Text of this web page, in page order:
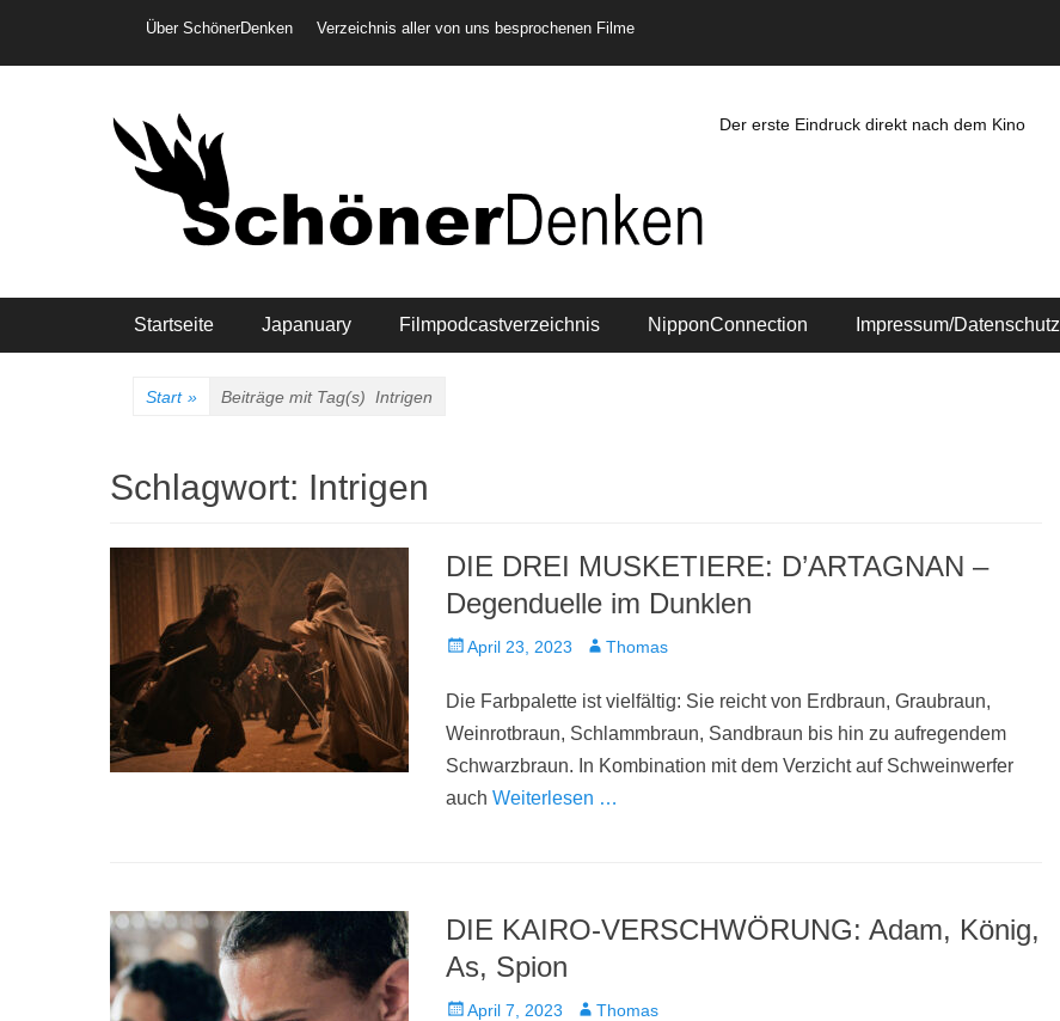
Header-Menü
Über SchönerDenken Verzeichnis aller von uns besprochenen Filme
Der erste Eindruck direkt nach dem Kino
Hauptmenü
Startseite Japanuary Filmpodcastverzeichnis NipponConnection Impressum/Datenschutz
Start » Beiträge mit Tag(s) Intrigen
Schlagwort: Intrigen
DIE DREI MUSKETIERE: D’ARTAGNAN –
Degenduelle im Dunklen
Veröffentlicht
April 23, 2023 AutorThomas
Die Farbpalette ist vielfältig: Sie reicht von Erdbraun, Graubraun,
Weinrotbraun, Schlammbraun, Sandbraun bis hin zu aufregendem
Schwarzbraun. In Kombination mit dem Verzicht auf Schweinwerfer
auch Weiterlesen …
DIE KAIRO-VERSCHWÖRUNG: Adam, König,
As, Spion
Veröffentlicht
April 7, 2023 AutorThomas